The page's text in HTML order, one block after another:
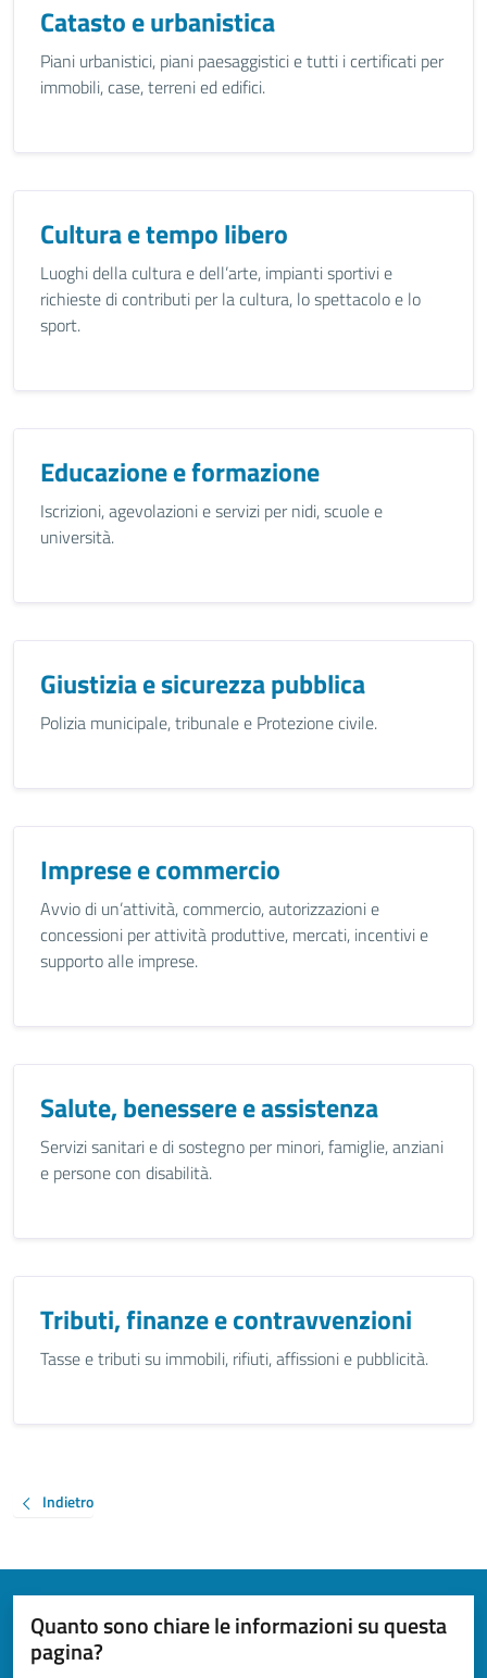
Catasto e urbanistica
Piani urbanistici, piani paesaggistici e tutti i certificati per
immobili, case, terreni ed edifici.
Cultura e tempo libero
Luoghi della cultura e dell’arte, impianti sportivi e
richieste di contributi per la cultura, lo spettacolo e lo
sport.
Educazione e formazione
Iscrizioni, agevolazioni e servizi per nidi, scuole e
università.
Giustizia e sicurezza pubblica
Polizia municipale, tribunale e Protezione civile.
Imprese e commercio
Avvio di un’attività, commercio, autorizzazioni e
concessioni per attività produttive, mercati, incentivi e
supporto alle imprese.
Salute, benessere e assistenza
Servizi sanitari e di sostegno per minori, famiglie, anziani
e persone con disabilità.
Tributi, finanze e contravvenzioni
Tasse e tributi su immobili, rifiuti, affissioni e pubblicità.
Indietro
Quanto sono chiare le informazioni su questa
pagina?